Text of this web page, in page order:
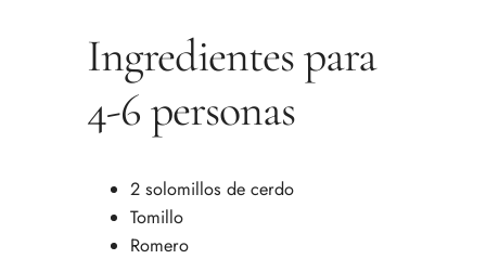
Ingredientes para
4-6 personas
2 solomillos de cerdo
Tomillo
Romero